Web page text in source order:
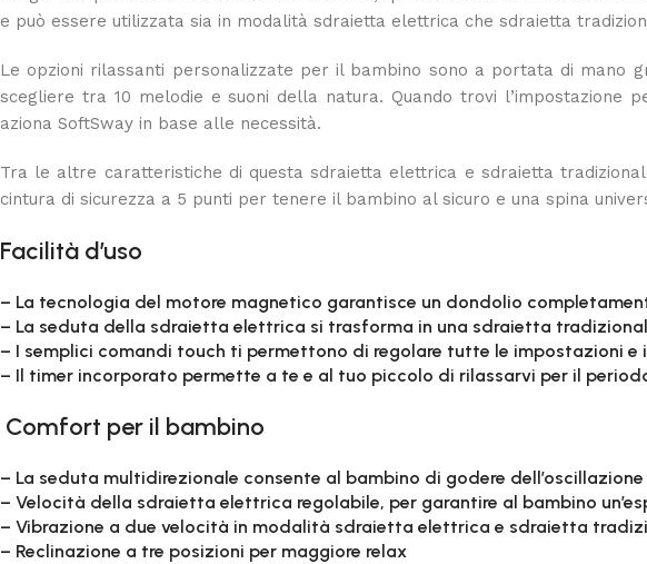
e può essere utilizzata sia in modalità sdraietta elettrica che sdraietta
Le opzioni rilassanti personalizzate per il bambino sono a portata di mano
scegliere tra 10 melodie e suoni della natura. Quando trovi
aziona SoftSway in base alle necessità.
Tra le altre caratteristiche di questa sdraietta elettrica e sdraietta
cintura di sicurezza a 5 punti per tenere il bambino al sicuro e una spina
Facilità d’uso
– La tecnologia del motore magnetico garantisce un dondolio
– La seduta della sdraietta elettrica si trasforma in una sdraietta
– I semplici comandi touch ti permettono di regolare tutte le impostazioni e
– Il timer incorporato permette a te e al tuo piccolo di rilassarvi per il
Comfort per il bambino
– La seduta multidirezionale consente al bambino di godere
– Velocità della sdraietta elettrica regolabile, per garantire al bambino
– Vibrazione a due velocità in modalità sdraietta elettrica e sdraietta
– Reclinazione a tre posizioni per maggiore relax